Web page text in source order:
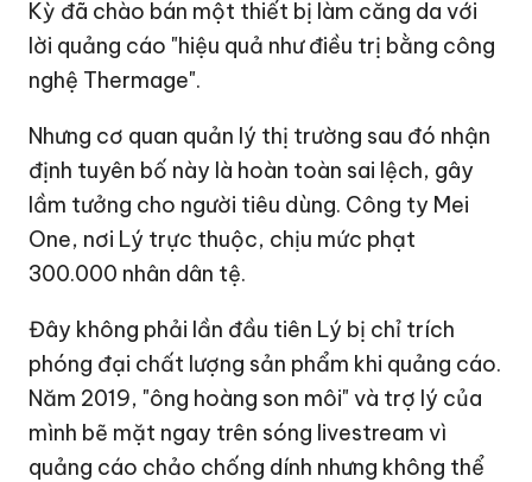
Kỳ đã chào bán một thiết bị làm căng da với
lời quảng cáo "hiệu quả như điều trị bằng công
nghệ Thermage".
Nhưng cơ quan quản lý thị trường sau đó nhận
định tuyên bố này là hoàn toàn sai lệch, gây
lầm tưởng cho người tiêu dùng. Công ty Mei
One, nơi Lý trực thuộc, chịu mức phạt
300.000 nhân dân tệ.
Đây không phải lần đầu tiên Lý bị chỉ trích
phóng đại chất lượng sản phẩm khi quảng cáo.
Năm 2019, "ông hoàng son môi" và trợ lý của
mình bẽ mặt ngay trên sóng livestream vì
quảng cáo chảo chống dính nhưng không thể